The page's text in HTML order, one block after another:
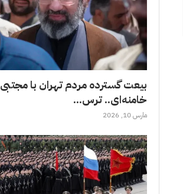
بیعت گسترده مردم تهران با مجتبی
خامنه‌ای.. ترس...
مارس 10, 2026